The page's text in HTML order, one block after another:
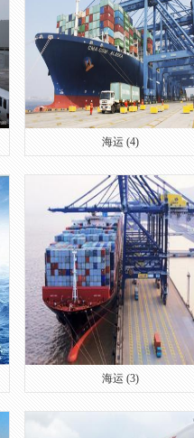
海运 (4)
海运 (3)